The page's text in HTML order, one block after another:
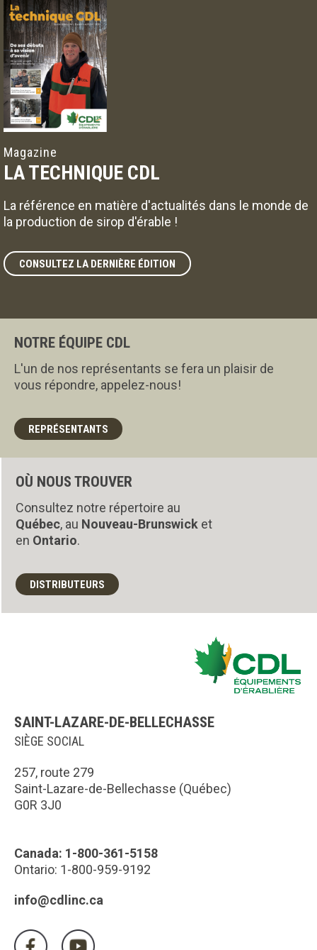
Magazine
LA TECHNIQUE CDL
La référence en matière d'actualités dans le monde de
la production de sirop d'érable !
CONSULTEZ LA DERNIÈRE ÉDITION
NOTRE ÉQUIPE CDL
L'un de nos représentants se fera un plaisir de
vous répondre, appelez-nous!
REPRÉSENTANTS
OÙ NOUS TROUVER
Consultez notre répertoire au
Québec, au Nouveau-Brunswick et
en Ontario.
DISTRIBUTEURS
SAINT-LAZARE-DE-BELLECHASSE
SIÈGE SOCIAL
257, route 279
Saint-Lazare-de-Bellechasse (Québec)
G0R 3J0
Canada: 1-800-361-5158
Ontario: 1-800-959-9192
info@cdlinc.ca